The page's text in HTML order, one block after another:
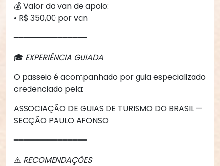
💰 Valor da van de apoio:
• R$ 350,00 por van
━━━━━━━━━━━━━━━
🎓 EXPERIÊNCIA GUIADA
O passeio é acompanhado por guia especializado
credenciado pela:
ASSOCIAÇÃO DE GUIAS DE TURISMO DO BRASIL —
SECÇÃO PAULO AFONSO
━━━━━━━━━━━━━━━
⚠️ RECOMENDAÇÕES